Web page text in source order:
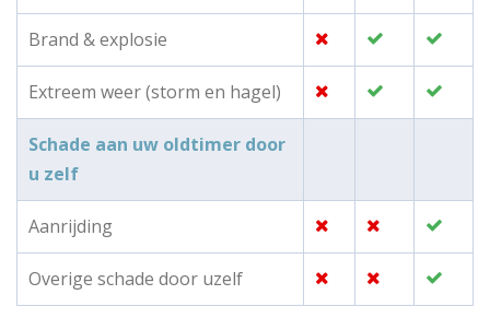
Brand & explosie
Extreem weer (storm en hagel)
Schade aan uw oldtimer door
u zelf
Aanrijding
Overige schade door uzelf